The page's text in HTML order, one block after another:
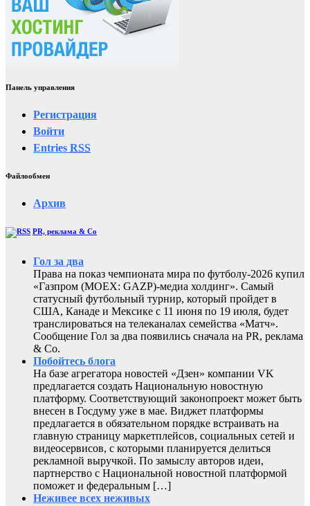
Панель управления
Регистрация
Войти
Entries RSS
Файлообмен
Архив
PR, реклама & Co
Гол за два
Права на показ чемпионата мира по футболу-2026 купил
«Газпром (MOEX: GAZP)-медиа холдинг». Самый
статусный футбольный турнир, который пройдет в
США, Канаде и Мексике с 11 июня по 19 июля, будет
транслироваться на телеканалах семейства «Матч».
Сообщение Гол за два появились сначала на PR, реклама
& Co.
Побойтесь блога
На базе агрегатора новостей «Дзен» компании VK
предлагается создать Национальную новостную
платформу. Соответствующий законопроект может быть
внесен в Госдуму уже в мае. Виджет платформы
предлагается в обязательном порядке встраивать на
главную страницу маркетплейсов, социальных сетей и
видеосервисов, с которыми планируется делиться
рекламной выручкой. По замыслу авторов идеи,
партнерство с Национальной новостной платформой
поможет и федеральным […]
Неживее всех неживых